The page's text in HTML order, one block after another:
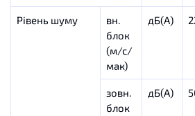
Рівень шуму
вн.
блок
(м/с/
мак)
дБ(А)
зовн.
блок
дБ(А)